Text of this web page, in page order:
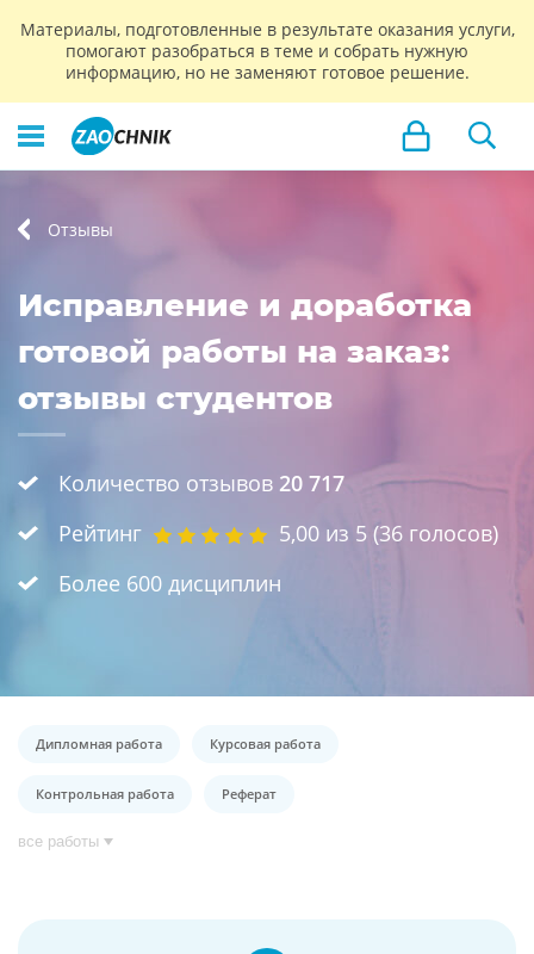
Материалы, подготовленные в результате оказания услуги,
помогают разобраться в теме и собрать нужную
информацию, но не заменяют готовое решение.
Отзывы
Исправление и доработка
готовой работы на заказ:
отзывы студентов
Количество отзывов 20 717
Рейтинг
5,00 из 5 (36 голосов)
Более 600 дисциплин
Дипломная работа Курсовая работа
Контрольная работа Реферат
все работы